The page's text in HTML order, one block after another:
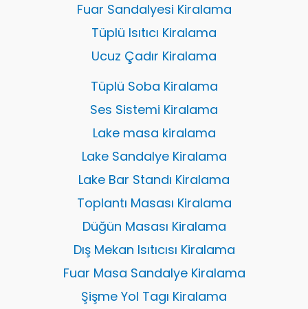
Fuar Sandalyesi Kiralama
Tüplü Isıtıcı Kiralama
Ucuz Çadır Kiralama
Tüplü Soba Kiralama
Ses Sistemi Kiralama
Lake masa kiralama
Lake Sandalye Kiralama
Lake Bar Standı Kiralama
Toplantı Masası Kiralama
Düğün Masası Kiralama
Dış Mekan Isıtıcısı Kiralama
Fuar Masa Sandalye Kiralama
Şişme Yol Tagı Kiralama